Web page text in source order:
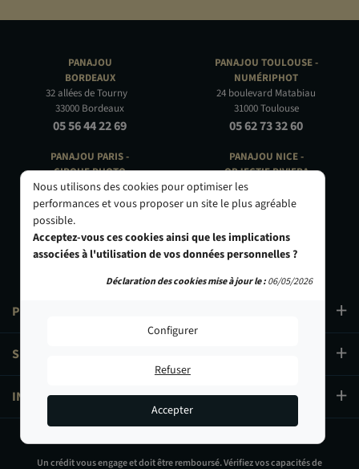
17,90 €
PANAJOU
BORDEAUX
32 allées de Tourny
33000 Bordeaux
05 56 44 22 69
PANAJOU PARIS -
CIRQUE PHOTO
9, bd des Filles-du-Calvaire
75003 Paris
01 40 29 91 91
PRODUITS
SERVICES
INFORMATIONS
PANAJOU TOULOUSE -
NUMÉRIPHOT
24 boulevard Matabiau
31000 Toulouse
05 62 73 32 60
PANAJOU NICE -
OBJECTIF RIVIERA
24 Rue de l'Hôtel des Postes
06000 Nice
Un crédit vous engage et doit être remboursé. Vérifiez vos capacités de
Nous utilisons des cookies pour optimiser les
performances et vous proposer un site le plus agréable
possible.
Acceptez-vous ces cookies ainsi que les implications
associées à l'utilisation de vos données personnelles ?
Configurer
Refuser
Accepter
Déclaration des cookies mise à jour le :06/05/2026